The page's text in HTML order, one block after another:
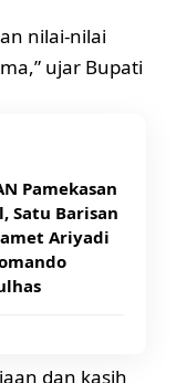
nilai-nilai
ujar Bupati
Pamekasan
Satu Barisan
Ariyadi
dan kasih